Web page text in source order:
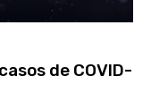
de COVID-